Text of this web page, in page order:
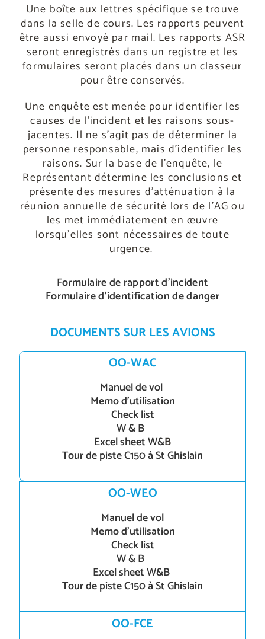
Une boîte aux lettres spécifique se trouve
dans la selle de cours. Les rapports peuvent
être aussi envoyé par mail. Les rapports ASR
seront enregistrés dans un registre et les
formulaires seront placés dans un classeur
pour être conservés.
Une enquête est menée pour identifier les
causes de l’incident et les raisons sous-
jacentes. Il ne s’agit pas de déterminer la
personne responsable, mais d’identifier les
raisons. Sur la base de l’enquête, le
Représentant détermine les conclusions et
présente des mesures d’atténuation à la
réunion annuelle de sécurité lors de l’AG ou
les met immédiatement en œuvre
lorsqu’elles sont nécessaires de toute
urgence.
Formulaire de rapport d’incident
Formulaire d’identification de danger
DOCUMENTS SUR LES AVIONS
OO-WAC
Manuel de vol
Memo d’utilisation
Check list
W & B
Excel sheet W&B
Tour de piste C150 à St Ghislain
OO-WEO
Manuel de vol
Memo d’utilisation
Check list
W & B
Excel sheet W&B
Tour de piste C150 à St Ghislain
OO-FCE